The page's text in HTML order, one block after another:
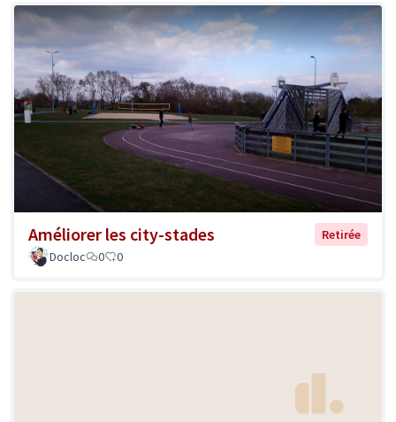
Améliorer les city-stades
Retirée
Docloc
0 0